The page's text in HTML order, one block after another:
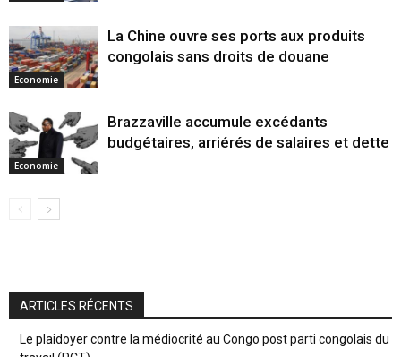
Economie
La Chine ouvre ses ports aux produits
congolais sans droits de douane
Economie
Brazzaville accumule excédants
budgétaires, arriérés de salaires et dette
ARTICLES RÉCENTS
Le plaidoyer contre la médiocrité au Congo post parti congolais du